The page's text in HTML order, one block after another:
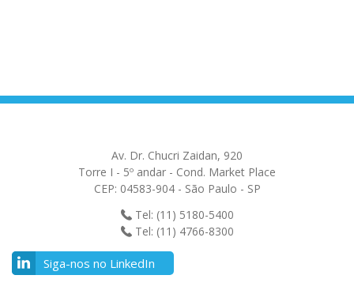
Av. Dr. Chucri Zaidan, 920
Torre I - 5º andar - Cond. Market Place
CEP: 04583-904 - São Paulo - SP
Tel: (11) 5180-5400
Tel: (11) 4766-8300
Siga-nos no LinkedIn